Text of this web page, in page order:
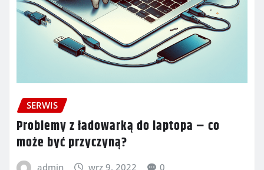
SERWIS
Problemy z ładowarką do laptopa – co
może być przyczyną?
admin wrz 9, 2022 0